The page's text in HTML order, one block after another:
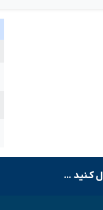
کـنید ...